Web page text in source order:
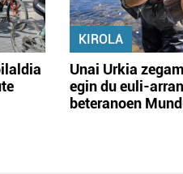
KIROLA
Unai Urkia
egin du euli-
beteranoen